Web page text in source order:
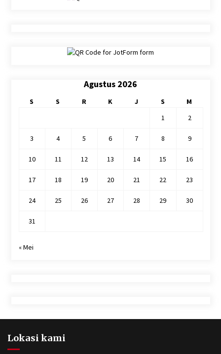
Agustus 2026
S S R K J S
M
1
2
3 4 5 6 7 8 9
10 11 12 13 14 15 16
17 18 19 20 21 22 23
24 25 26 27 28 29 30
31
« Mei
Lokasi kami